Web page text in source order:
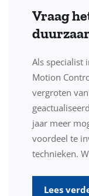
Vraag
Als specialist
Motion
vergroten
jaar meer
voordeel te
technieken.
Lees